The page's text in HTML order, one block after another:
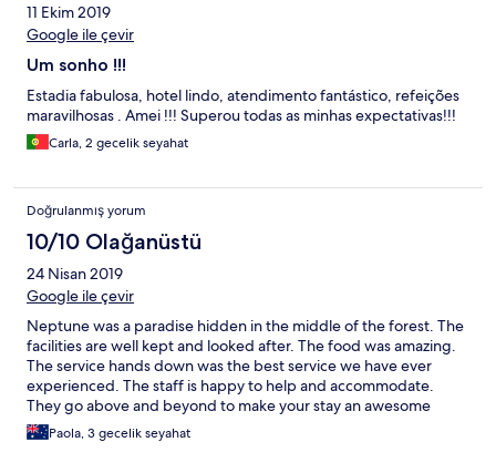
11 Ekim 2019
Google ile çevir
Um sonho !!!
Estadia fabulosa, hotel lindo, atendimento fantástico, refeições
maravilhosas . Amei !!! Superou todas as minhas expectativas!!!
Carla, 2 gecelik seyahat
Doğrulanmış yorum
10/10 Olağanüstü
24 Nisan 2019
Google ile çevir
Neptune was a paradise hidden in the middle of the forest. The
facilities are well kept and looked after. The food was amazing.
The service hands down was the best service we have ever
experienced. The staff is happy to help and accommodate.
They go above and beyond to make your stay an awesome
experience! I would 100% recommend this hotel. We stayed for
3 nights and we wish we could have stayed longer. Joseph,
Paola, 3 gecelik seyahat